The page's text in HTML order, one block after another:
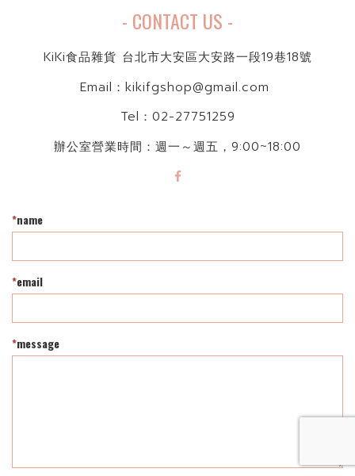
- CONTACT US -
KiKi食品雜貨 台北市大安區大安路一段19巷18號
Email：kikifgshop@gmail.com
Tel：02-27751259
辦公室營業時間：週一～週五，9:00~18:00
*name
*email
*message